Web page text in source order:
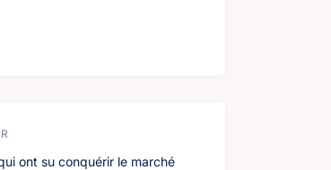
ont su conquérir le marché